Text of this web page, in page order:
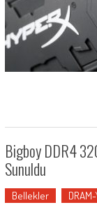
Bigboy DDR4
Sunuldu
Bellekler